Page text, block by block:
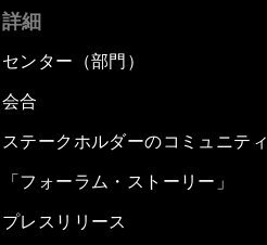
詳細
センター（部門）
会合
ステークホルダーのコミュニティ
「フォーラム・ストーリー」
プレスリリース